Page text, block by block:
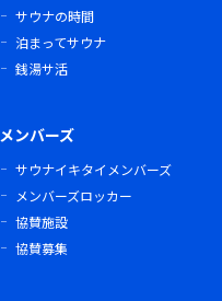
サウナの時間
泊まってサウナ
銭湯サ活
メンバーズ
サウナイキタイメンバーズ
メンバーズロッカー
協賛施設
協賛募集